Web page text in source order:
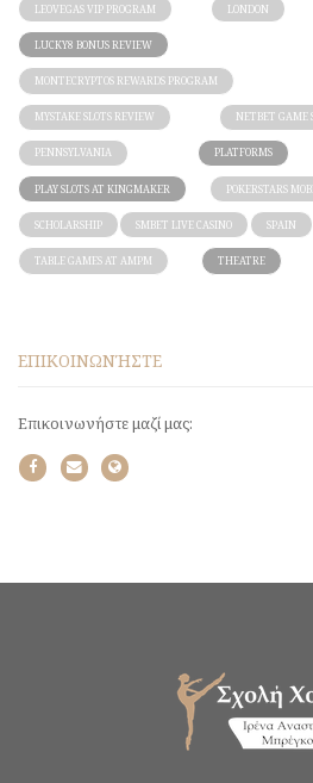
LEOVEGAS VIP PROGRAM LONDON
LUCKY8 BONUS REVIEW
MONTECRYPTOS REWARDS PROGRAM
MYSTAKE SLOTS REVIEW NETBET GAME
PENNSYLVANIA PLATFORMS
PLAY SLOTS AT KINGMAKER POKERSTARS
SCHOLARSHIP SMBET LIVE CASINO SPAIN
TABLE GAMES AT AMPM THEATRE
ΕΠΙΚΟΙΝΩΝΉΣΤΕ
Επικοινωνήστε μαζί μας: